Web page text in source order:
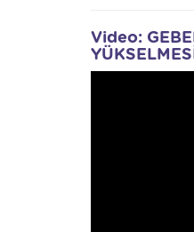
Video: